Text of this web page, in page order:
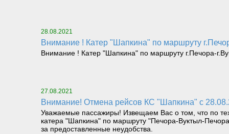
28.08.2021
Внимание ! Катер "Шапкина" по маршруту
Внимание ! Катер "Шапкина" по маршруту г.Печора-
27.08.2021
Внимание! Отмена рейсов КС "Шапкина" с
Уважаемые пассажиры! Извещаем Вас о том, что по
катера "Шапкина" по маршруту "Печора-Вуктыл-
за предоставленные неудобства.